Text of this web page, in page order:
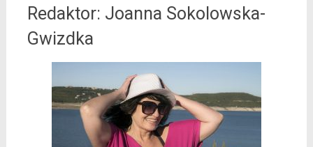
Redaktor: Joanna Sokolowska-
Gwizdka